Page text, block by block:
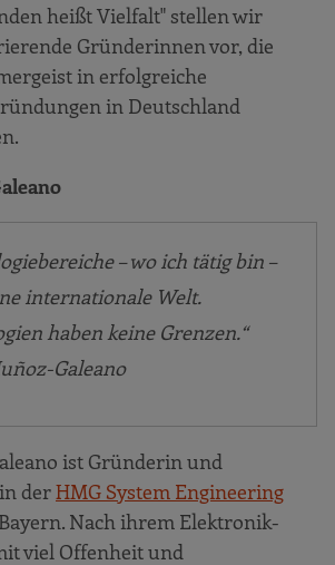
heißt Vielfalt" stellen wir
Gründerinnen vor, die
in erfolgreiche
in Deutschland
– wo ich tätig bin –
internationale Welt.
haben keine Grenzen.“
Galeano
ist Gründerin und
derHMG System Engineering
Nach ihrem Elektronik-
viel Offenheit und